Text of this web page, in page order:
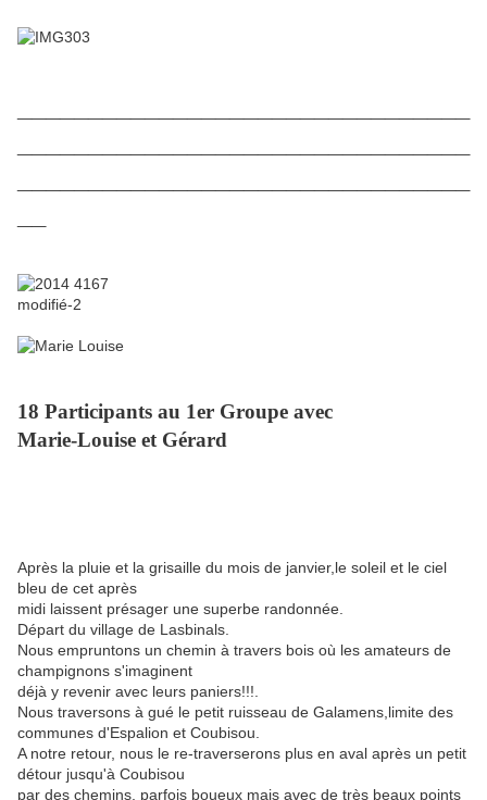
18 Participants au 1er Groupe avec
Marie-Louise et Gérard
Après la pluie et la grisaille du mois de janvier,le soleil et le ciel
bleu de cet après
midi laissent présager une superbe randonnée.
Départ du village de Lasbinals.
Nous empruntons un chemin à travers bois où les amateurs de
champignons s'imaginent
déjà y revenir avec leurs paniers!!!.
Nous traversons à gué le petit ruisseau de Galamens,limite des
communes d'Espalion et Coubisou.
A notre retour, nous le re-traverserons plus en aval après un petit
détour jusqu'à Coubisou
par des chemins, parfois boueux mais avec de très beaux points